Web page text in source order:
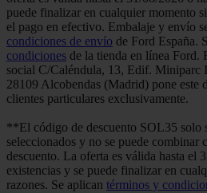
puede finalizar en cualquier momento
el pago en efectivo. Embalaje y envío
condiciones de envío de Ford España.
condiciones de la tienda en línea Ford.
social C/Caléndula, 13, Edif. Miniparc
28109 Alcobendas (Madrid) pone este
clientes particulares exclusivamente.
**El código de descuento SOL35 solo
seleccionados y no se puede combinar
descuento. La oferta es válida hasta el
existencias y se puede finalizar en
razones. Se aplican términos y